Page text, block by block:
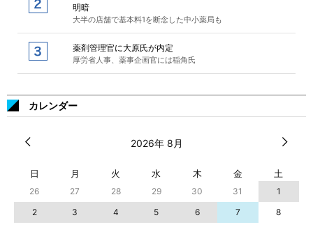
明暗
大半の店舗で基本料1を断念した中小薬局も
薬剤管理官に大原氏が内定
厚労省人事、薬事企画官には稲角氏
カレンダー
2026年 8月
日 月 火 水 木 金 土
26 27 28 29 30 31
1
2
3 4 5 6 7
8